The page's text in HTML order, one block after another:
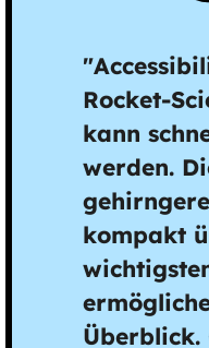
Rocket-
kann
werden.
kompakt
Überblick.